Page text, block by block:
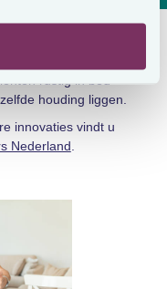
houding liggen.
innovaties vindt u
Nederland